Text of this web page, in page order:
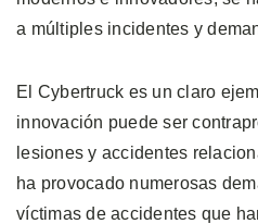
a múltiples incidentes y
El Cybertruck es un claro
innovación puede ser
lesiones y accidentes
ha provocado numerosas
víctimas de accidentes que